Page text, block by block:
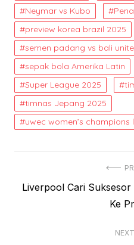
Neymar vs Kubo
preview korea brazil 2025
semen padang vs bali
sepak bola Amerika Latin
Super League 2025
timnas Jepang 2025
uwec women’s champions
navigation
Previous
Liverpool Cari
Ke
NEXT